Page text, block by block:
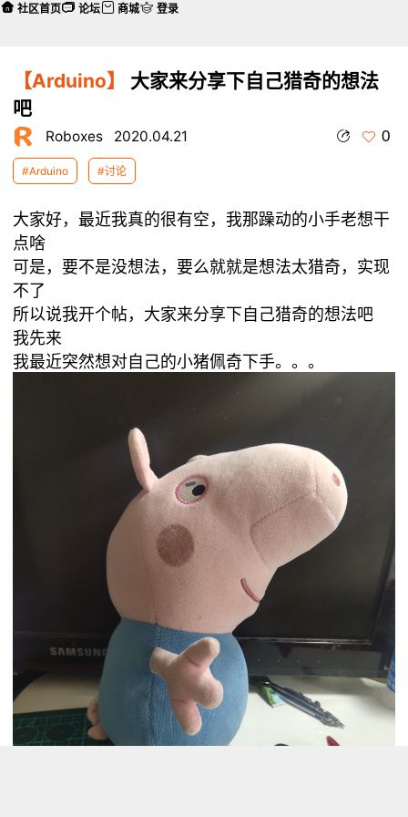
【Arduino】
大家来分享下自己猎奇的想法
吧
Roboxes 2020.04.21 0
#Arduino #讨论
大家好，最近我真的很有空，我那躁动的小手老想干
点啥
可是，要不是没想法，要么就就是想法太猎奇，实现
不了
所以说我开个帖，大家来分享下自己猎奇的想法吧
我先来
我最近突然想对自己的小猪佩奇下手。。。
社区首页 论坛 商城 登录